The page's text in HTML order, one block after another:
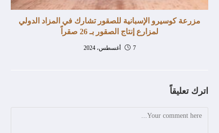
مزرعة كوسيرو الإسبانية للصقور تشارك في المزاد الدولي
لمزارع إنتاج الصقور بـ 26 صقراً
7 أغسطس، 2024
اترك تعليقاً